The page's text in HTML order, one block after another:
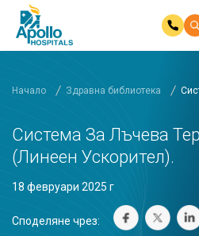
Начало Здравна библиотека
Система За Лъчева
(линеен Ускорител).
18 февруари 2025 г
Споделяне чрез: